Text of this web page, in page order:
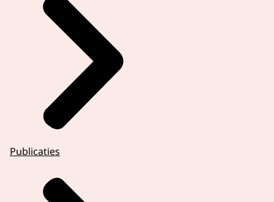
Publicaties